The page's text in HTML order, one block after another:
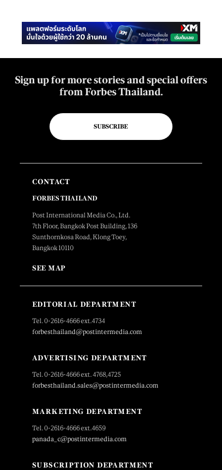
Sign up for more stories and special offers
from Forbes Thailand.
SUBSCRIBE
CONTACT
FORBES THAILAND
Post International Media Co., Ltd.
7th Floor, Bangkok Post Building, 136
Sunthornkosa Road, Klong Toey,
Bangkok 10110
SEE MAP
EDITORIAL DEPARTMENT
Tel. 0-2616-4666 ext.4734
forbesthailand@postintermedia.com
ADVERTISING DEPARTMENT
Tel. 0-2616-4666 ext. 4768,4725
forbesthailand.sales@postintermedia.com
MARKETING DEPARTMENT
Tel. 0-2616-4666 ext.4659
panada_c@postintermedia.com
SUBSCRIPTION DEPARTMENT